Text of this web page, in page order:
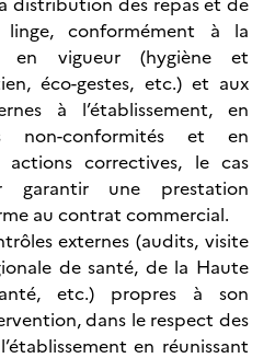
conformément à la
en vigueur (hygiène et
éco-gestes, etc.) et aux
à l’établissement, en
non-conformités et en
actions correctives, le cas
garantir une prestation
au contrat commercial.
externes (audits, visite
de santé, de la Haute
etc.) propres à son
dans le respect des
en réunissant